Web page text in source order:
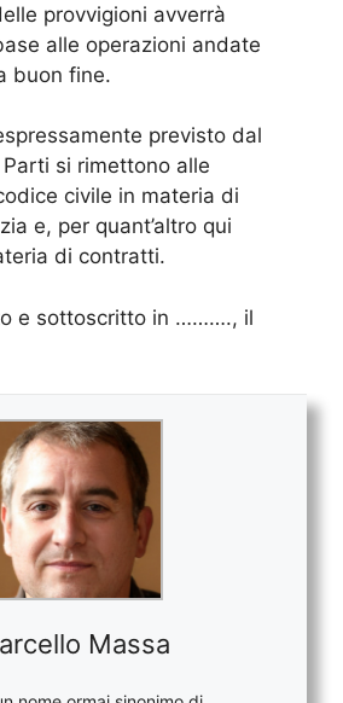
provvigioni avverrà
alle operazioni andate
buon fine.
previsto dal
si rimettono alle
civile in materia di
e, per quant’altro qui
di contratti.
e sottoscritto in ………., il
Massa